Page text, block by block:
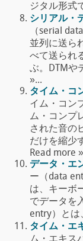
ジタル形式
シリアル・
（serial
並列に送ら
べて送られ
ぶ。DTMや
»...
タイム・コ
イム・コン
ム・コンプ
された音の
だけを縮少
Read more
データ・エ
ー（data
は、キーボ
でデータを
entry）とは
タイム・エ